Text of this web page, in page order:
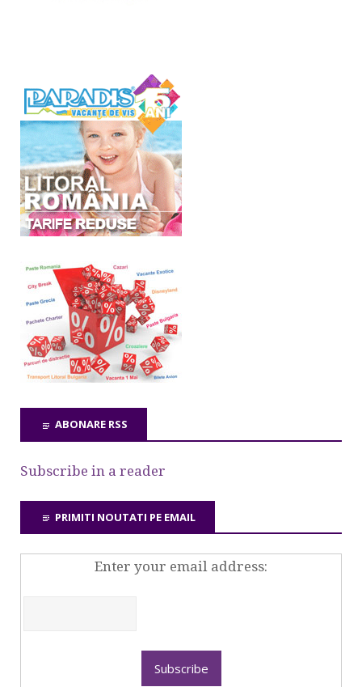
ABONARE RSS
Subscribe in a reader
PRIMITI NOUTATI PE EMAIL
Enter your email address: